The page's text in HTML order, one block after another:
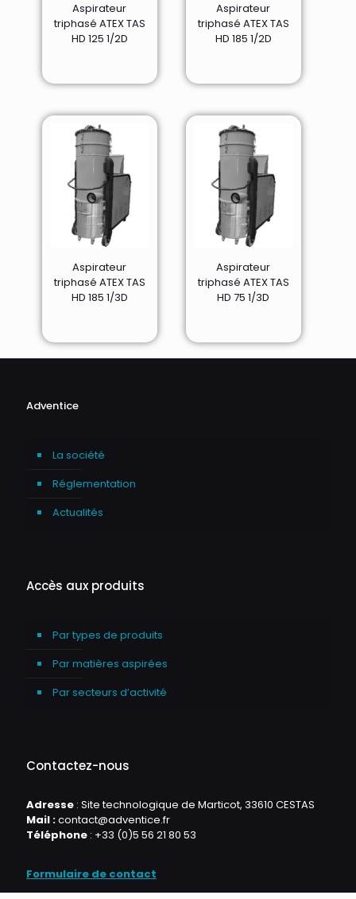
Aspirateur
triphasé ATEX TAS
HD 125 1/2D
Aspirateur
triphasé ATEX TAS
HD 185 1/2D
Aspirateur
triphasé ATEX TAS
HD 185 1/3D
Aspirateur
triphasé ATEX TAS
HD 75 1/3D
Adventice
La société
Réglementation
Actualités
Accès aux produits
Par types de produits
Par matières aspirées
Par secteurs d’activité
Contactez-nous
Adresse : Site technologique de Marticot, 33610 CESTAS
Mail :contact@adventice.fr
Téléphone : +33 (0)5 56 21 80 53
Formulaire de contact